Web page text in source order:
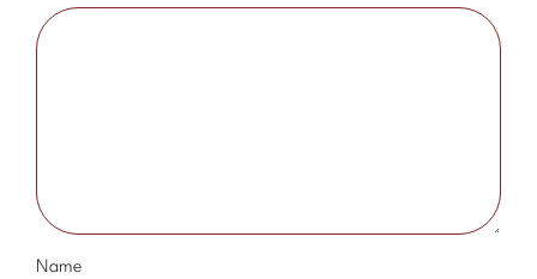
Name